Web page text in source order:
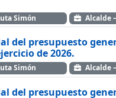
Simón Alcalde
del presupuesto
el ejercicio de 2026.
Simón Alcalde
del presupuesto